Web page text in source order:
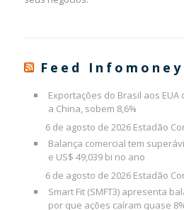
Feed Infomoney
Exportações do Brasil aos EUA
a China, sobem 8,6%
6 de agosto de 2026 Estadão
Balança comercial tem
e US$ 49,039 bi no ano
6 de agosto de 2026 Estadão
Smart Fit (SMFT3) apresenta
por que ações caíram quase